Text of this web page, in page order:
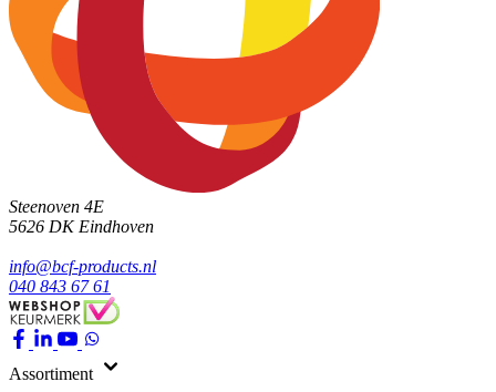
Steenoven 4E
5626 DK Eindhoven
info@bcf-products.nl
040 843 67 61
Assortiment